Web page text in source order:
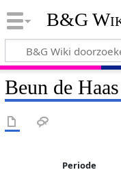
B&G
Beun de
Periode